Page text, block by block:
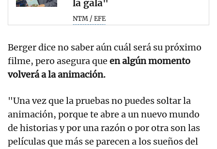
la gala"
NTM / EFE
Berger dice no saber aún cuál será su próximo
filme, pero asegura que en algún momento
volverá a la animación.
"Una vez que la pruebas no puedes soltar la
animación, porque te abre a un nuevo mundo
de historias y por una razón o por otra son las
películas que más se parecen a los sueños del